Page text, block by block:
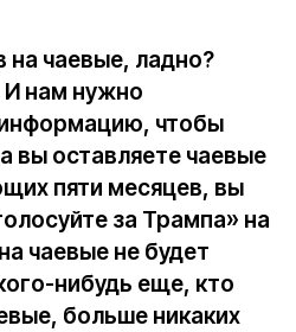
на чаевые, ладно?
И нам нужно
чтобы
вы оставляете чаевые
пяти месяцев, вы
за Трампа» на
чаевые не будет
нибудь еще, кто
больше никаких